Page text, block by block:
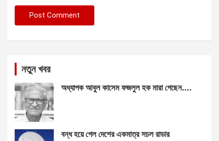
নতুন খবর
অধ্যাপক আবুল কাসেম ফজলুল হক মারা গেছেন….
বন্ধ হয়ে গেল দেশের একমাত্র সচল রাডার